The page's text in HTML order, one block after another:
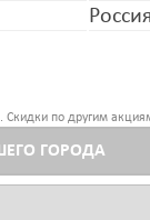
по другим
ГОРОДА